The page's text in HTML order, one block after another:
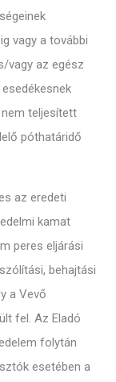
vagy a további
vagy az egész
teljesített
póthatáridő
az eredeti
kamat
peres eljárási
behajtási
a Vevő
fel. Az Eladó
folytán
esetében a